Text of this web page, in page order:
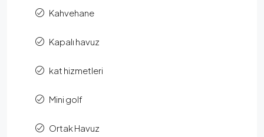
Kahvehane
Kapalı havuz
kat hizmetleri
Mini golf
Ortak Havuz